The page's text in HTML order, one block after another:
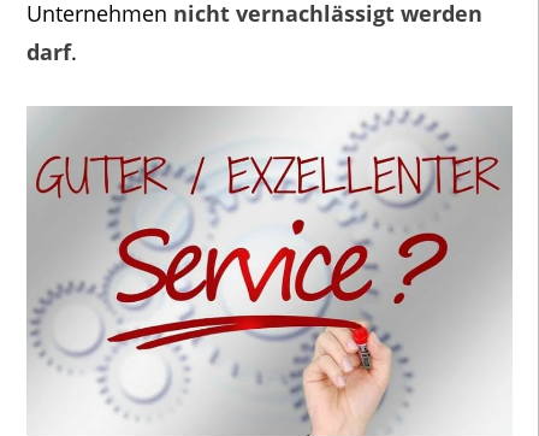
Unternehmen nicht vernachlässigt werden
darf.